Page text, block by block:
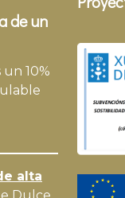
de un
10%
alta